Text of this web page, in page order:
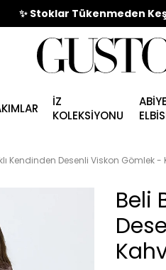
🎉%70'e Varan Büyük Yaz İndirim
✨ Stoklar Tükenmeden
İZ
KOLEKSİYONU
ABİYE
Kendinden Desenli Viskon Gömlek -
Beli